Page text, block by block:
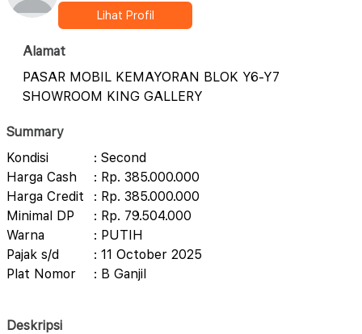
Lihat Profil
Alamat
PASAR MOBIL KEMAYORAN BLOK Y6-Y7
SHOWROOM KING GALLERY
Summary
Kondisi
: Second
Harga Cash
: Rp. 385.000.000
Harga Credit
: Rp. 385.000.000
Minimal DP
: Rp. 79.504.000
Warna
: PUTIH
Pajak s/d
: 11 October 2025
Plat Nomor
: B Ganjil
Deskripsi